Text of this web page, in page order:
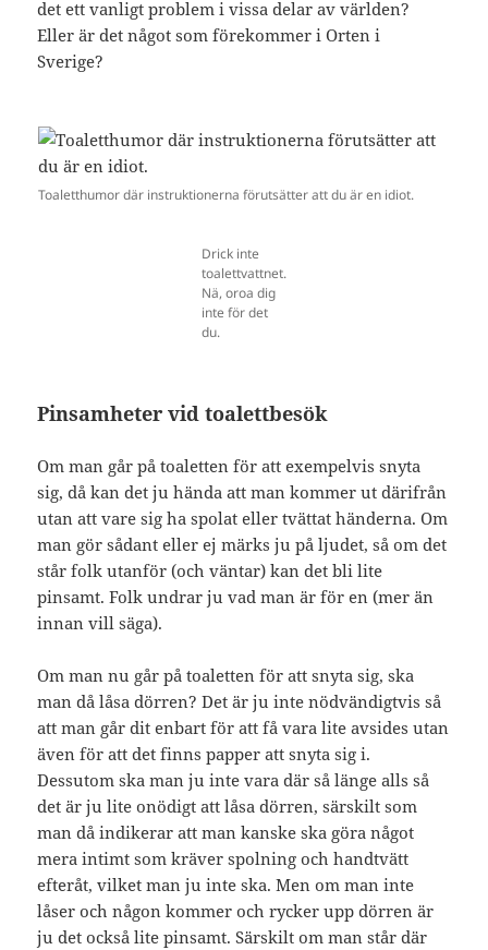
det ett vanligt problem i vissa delar av världen?
Eller är det något som förekommer i Orten i
Sverige?
Toaletthumor där instruktionerna förutsätter att du är en idiot.
Drick inte
toalettvattnet.
Nä, oroa dig
inte för det
du.
Pinsamheter vid toalettbesök
Om man går på toaletten för att exempelvis snyta
sig, då kan det ju hända att man kommer ut därifrån
utan att vare sig ha spolat eller tvättat händerna. Om
man gör sådant eller ej märks ju på ljudet, så om det
står folk utanför (och väntar) kan det bli lite
pinsamt. Folk undrar ju vad man är för en (mer än
innan vill säga).
Om man nu går på toaletten för att snyta sig, ska
man då låsa dörren? Det är ju inte nödvändigtvis så
att man går dit enbart för att få vara lite avsides utan
även för att det finns papper att snyta sig i.
Dessutom ska man ju inte vara där så länge alls så
det är ju lite onödigt att låsa dörren, särskilt som
man då indikerar att man kanske ska göra något
mera intimt som kräver spolning och handtvätt
efteråt, vilket man ju inte ska. Men om man inte
låser och någon kommer och rycker upp dörren är
ju det också lite pinsamt. Särskilt om man står där